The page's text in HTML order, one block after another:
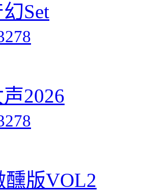
Set
2026
醺版VOL2